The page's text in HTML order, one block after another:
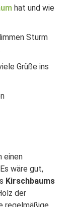
hat und wie
Sturm
Grüße ins
einen
wäre gut,
Kirschbaums
der